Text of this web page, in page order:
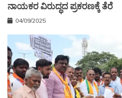
ನಾಯಕರ ವಿರುದ್ಧದ ಪ್ರಕರಣಕ್ಕೆ ತೆರೆ
04/09/2025